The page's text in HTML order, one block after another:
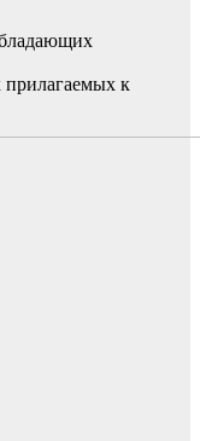
прилагаемых к